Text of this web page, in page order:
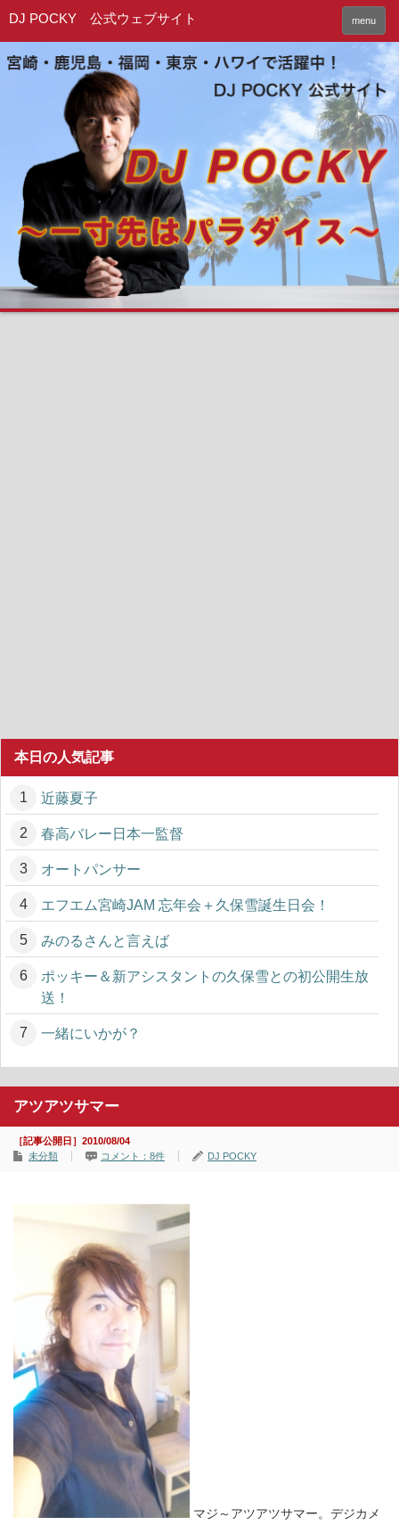
menu
DJ POCKY 公式ウェブサイト
本日の人気記事
近藤夏子
春高バレー日本一監督
オートパンサー
エフエム宮崎JAM 忘年会＋久保雪誕生日会！
みのるさんと言えば
ポッキー＆新アシスタントの久保雪との初公開生放
送！
一緒にいかが？
アツアツサマー
［記事公開日］2010/08/04
未分類
コメント：8件 DJ POCKY
マジ～アツアツサマー。デジカメ